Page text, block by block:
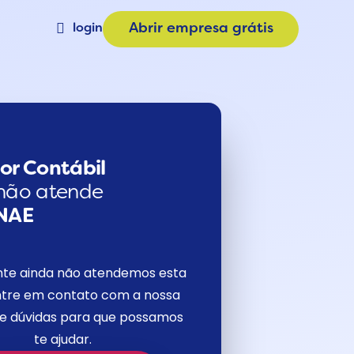
Consulta CNAE
login Abrir empresa grátis
Contábil
atende
ainda não atendemos esta
em contato com a nossa
dúvidas para que possamos
te ajudar.